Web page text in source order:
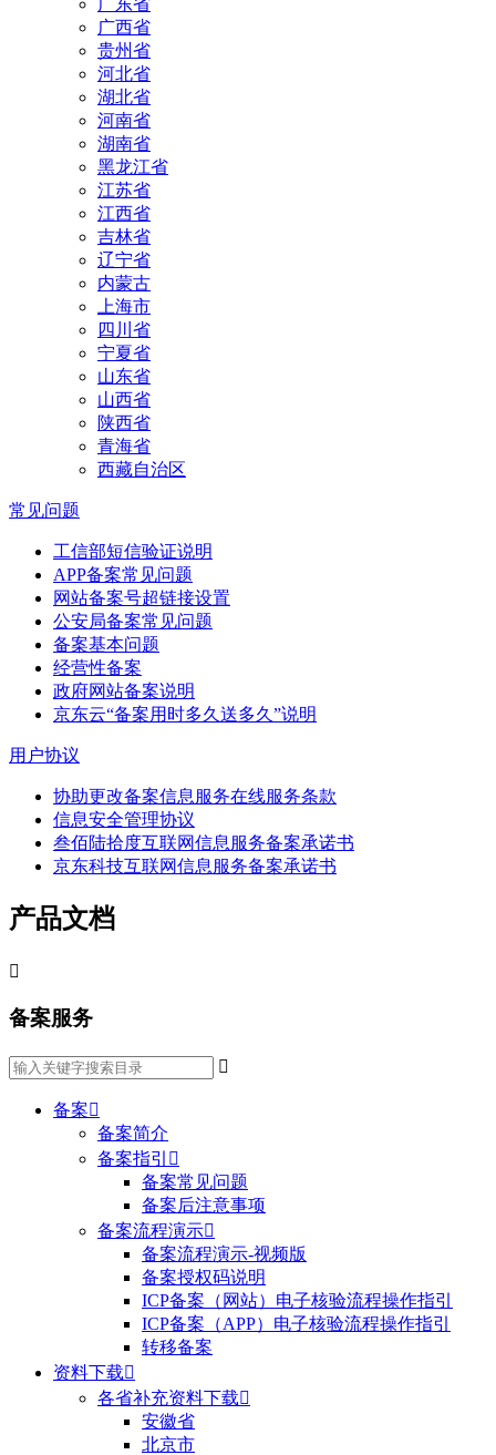
广东省
广西省
贵州省
河北省
湖北省
河南省
湖南省
黑龙江省
江苏省
江西省
吉林省
辽宁省
内蒙古
上海市
四川省
宁夏省
山东省
山西省
陕西省
青海省
西藏自治区
常见问题
工信部短信验证说明
APP备案常见问题
网站备案号超链接设置
公安局备案常见问题
备案基本问题
经营性备案
政府网站备案说明
京东云“备案用时多久送多久”说明
用户协议
协助更改备案信息服务在线服务条款
信息安全管理协议
叁佰陆拾度互联网信息服务备案承诺书
京东科技互联网信息服务备案承诺书
产品文档

备案服务

备案
备案简介
备案指引 
备案常见问题
备案后注意事项
备案流程演示
备案流程演示-视频版
备案授权码说明
ICP备案（网站）电子核验流程操作指引
ICP备案（APP）电子核验流程操作指引
转移备案
资料下载
各省补充资料下载
安徽省
北京市